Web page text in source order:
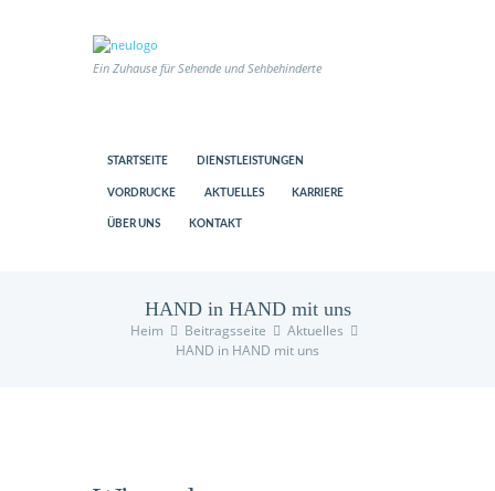
Ein Zuhause für Sehende und Sehbehinderte
STARTSEITE DIENSTLEISTUNGEN
VORDRUCKE AKTUELLES KARRIERE
ÜBER UNS KONTAKT
HAND in HAND mit uns
Heim Beitragsseite
Aktuelles
HAND in HAND mit uns